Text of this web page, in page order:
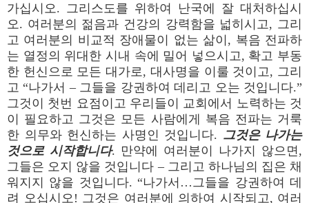
가십시오. 그리스도를 위하여 난국에 잘 대처하십시
오. 여러분의 젊음과 건강의 강력함을 넓히시고, 그리
고 여러분의 비교적 장애물이 없는 삶이, 복음 전파하
는 열정의 위대한 시내 속에 밀어 넣으시고, 확고 부동
한 헌신으로 모든 대가로, 대사명을 이룰 것이고, 그리
고 “나가서 – 그들을 강권하여 데리고 오는 것입니다.”
그것이 첫번 요점이고 우리들이 교회에서 노력하는 것
이 필요하고 그것은 모든 사람에게 복음 전파는 거룩
한 의무와 헌신하는 사명인 것입니다. 그것은 나가는
것으로 시작합니다. 만약에 여러분이 나가지 않으면,
그들은 오지 않을 것입니다 – 그리고 하나님의 집은 채
워지지 않을 것입니다. “나가서…그들을 강권하여 데
려 오십시오! 그것은 여러분에 의하여 시작되고, 여러